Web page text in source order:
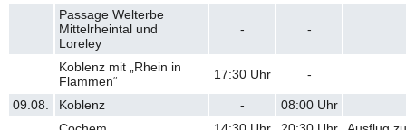
Passage Welterbe
Mittelrheintal und
Loreley
- -
Koblenz mit „Rhein in
Flammen“
17:30Uhr -
09.08. Koblenz - 08:00Uhr